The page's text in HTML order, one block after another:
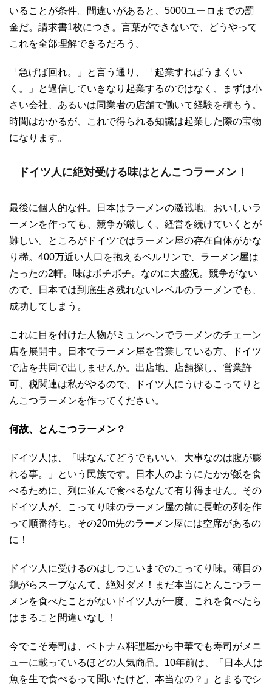
いることが条件。間違いがあると、5000ユーロまでの罰
金だ。請求書1枚につき。言葉ができないで、どうやって
これを全部理解できるだろう。
「急げば回れ。」と言う通り、「起業すればうまくい
く。」と過信していきなり起業するのではなく、まずは小
さい会社、あるいは同業者の店舗で働いて経験を積もう。
時間はかかるが、これで得られる知識は起業した際の宝物
になります。
ドイツ人に絶対受ける味はとんこつラーメン！
最後に個人的な件。日本はラーメンの激戦地。おいしいラ
ーメンを作っても、競争が厳しく、経営を続けていくとが
難しい。ところがドイツではラーメン屋の存在自体がかな
り稀。400万近い人口を抱えるベルリンで、ラーメン屋は
たったの2軒。味はボチボチ。なのに大盛況。競争がない
ので、日本では到底生き残れないレベルのラーメンでも、
成功してしまう。
これに目を付けた人物がミュンヘンでラーメンのチェーン
店を展開中。日本でラーメン屋を営業している方、ドイツ
で店を共同で出しませんか。出店地、店舗探し、営業許
可、税関連は私がやるので、ドイツ人にうけるこってりと
んこつラーメンを作ってください。
何故、とんこつラーメン？
ドイツ人は、「味なんてどうでもいい。大事なのは腹が膨
れる事。」という民族です。日本人のようにたかが飯を食
べるために、列に並んで食べるなんて有り得ません。その
ドイツ人が、こってり味のラーメン屋の前に長蛇の列を作
って順番待ち。その20m先のラーメン屋には空席があるの
に！
ドイツ人に受けるのはしつこいまでのこってり味。薄目の
鶏がらスープなんて、絶対ダメ！まだ本当にとんこつラー
メンを食べたことがないドイツ人が一度、これを食べたら
はまること間違いなし！
今でこそ寿司は、ベトナム料理屋から中華でも寿司がメニ
ューに載っているほどの人気商品。10年前は、「日本人は
魚を生で食べるって聞いたけど、本当なの？」とまるでシ